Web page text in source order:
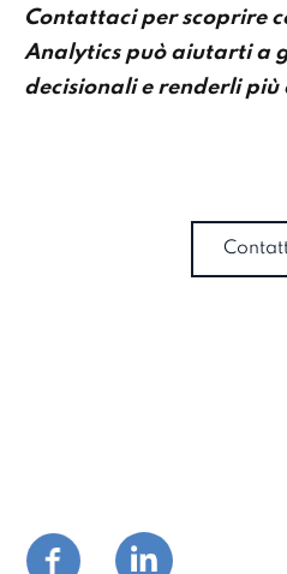
Contattaci per scoprire
Analytics può aiutarti a
decisionali e renderli più